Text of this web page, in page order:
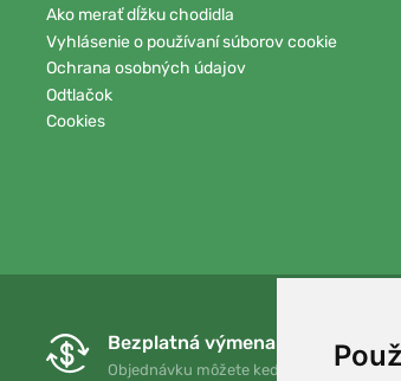
Ako merať dĺžku chodidla
Vyhlásenie o používaní súborov cookie
Ochrana osobných údajov
Odtlačok
Cookies
Bezplatná výmena a vrátenie
Objednávku môžete kedykoľvek vrátiť